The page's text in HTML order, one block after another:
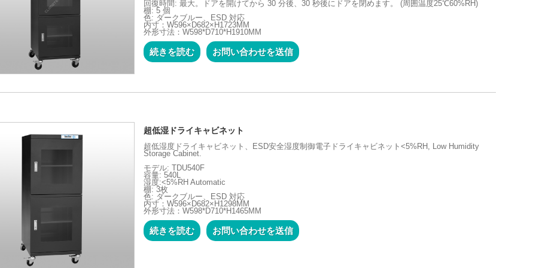
回復時間: 最大。ドアを開けてから 30 分後、30 秒後にドアを閉めます。 (周囲温度25℃60%RH)
棚: 5 個
色: ダークブルー、ESD 対応
内寸：W596×D682×H1723MM
外形寸法：W598*D710*H1910MM
続きを読む お問い合わせを送信
超低湿ドライキャビネット
超低湿度ドライキャビネット、ESD安全湿度制御電子ドライキャビネット<5%RH, Low Humidity
Storage Cabinet.
モデル: TDU540F
容量: 540L
湿度:<5%RH Automatic
棚: 3枚
色: ダークブルー、ESD 対応
内寸：W596×D682×H1298MM
外形寸法：W598*D710*H1465MM
続きを読む お問い合わせを送信